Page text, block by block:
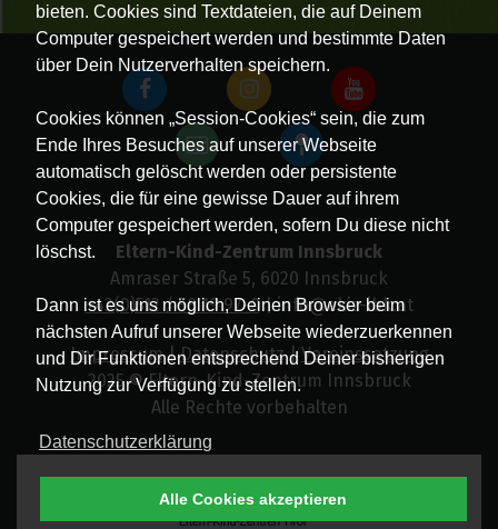
bieten. Cookies sind Textdateien, die auf Deinem
Computer gespeichert werden und bestimmte Daten
über Dein Nutzerverhalten speichern.
Cookies können „Session-Cookies“ sein, die zum
Ende Ihres Besuches auf unserer Webseite
automatisch gelöscht werden oder persistente
Cookies, die für eine gewisse Dauer auf ihrem
Computer gespeichert werden, sofern Du diese nicht
löschst.
Dann ist es uns möglich, Deinen Browser beim
nächsten Aufruf unserer Webseite wiederzuerkennen
und Dir Funktionen entsprechend Deiner bisherigen
Nutzung zur Verfügung zu stellen.
Datenschutzerklärung
Alle Cookies akzeptieren
Eltern-Kind-Zentrum Innsbruck
Amraser Straße 5, 6020 Innsbruck
+43(0)512 / 58 19 97-0| info@ekiz-ibk.at
Impressum|Datenschutz|Vereinssatzung
2025 © Eltern-Kind-Zentrum Innsbruck
Alle Rechte vorbehalten